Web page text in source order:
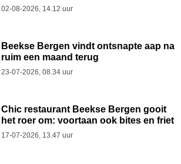
02-08-2026, 14.12 uur
Beekse Bergen vindt ontsnapte aap na
ruim een maand terug
23-07-2026, 08.34 uur
Chic restaurant Beekse Bergen gooit
het roer om: voortaan ook bites en friet
17-07-2026, 13.47 uur